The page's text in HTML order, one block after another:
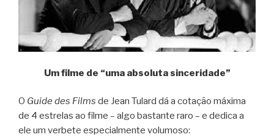
Um filme de “uma absoluta sinceridade”
O Guide des Films de Jean Tulard dá a cotação máxima
de 4 estrelas ao filme – algo bastante raro – e dedica a
ele um verbete especialmente volumoso: